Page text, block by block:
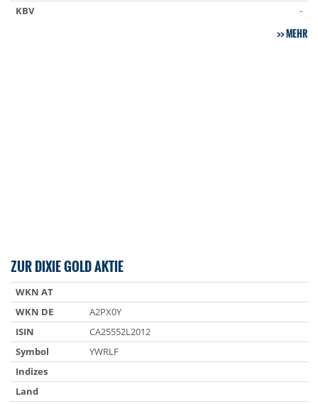
KBV
-
MEHR
ZUR DIXIE GOLD AKTIE
WKN AT
WKN DE
A2PX0Y
ISIN
CA25552L2012
Symbol
YWRLF
Indizes
Land